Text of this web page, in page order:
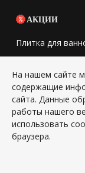
АКЦИИ
Плитка для
Керамогранит
Мозаика
Сантехника
На нашем сайте
содержащие
сайта. Данные
работы нашего
использовать
браузера.